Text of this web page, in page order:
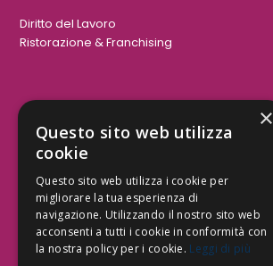
Diritto del Lavoro
Ristorazione & Franchising
Aree Attività Civile
Tutele del Credito
Responsabilità Civile
Contrattualistica
×
Questo sito web utilizza
cookie
Questo sito web utilizza i cookie per
migliorare la tua esperienza di
navigazione. Utilizzando il nostro sito web
acconsenti a tutti i cookie in conformità con
la nostra policy per i cookie. Leggi di più